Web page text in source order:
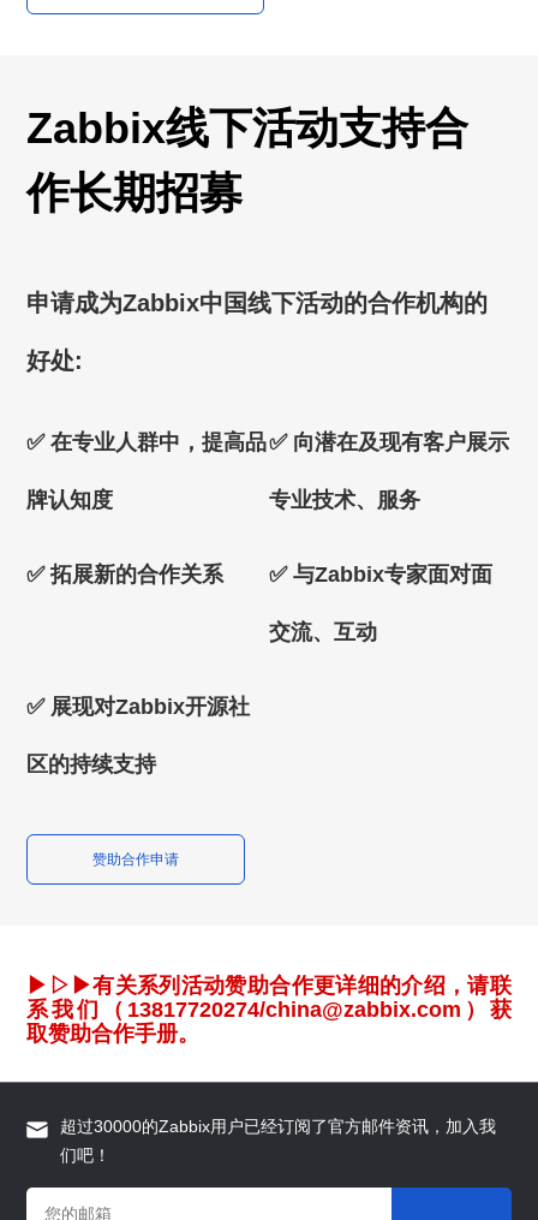
Zabbix线下活动支持合
作长期招募
申请成为Zabbix中国线下活动的合作机构的
好处:
✅ 在专业人群中，提高品
牌认知度
✅ 向潜在及现有客户展示
专业技术、服务
✅ 拓展新的合作关系 ✅ 与Zabbix专家面对面
交流、互动
✅ 展现对Zabbix开源社
区的持续支持
赞助合作申请
▶▷▶有关系列活动赞助合作更详细的介绍，请联
系我们（13817720274/china@zabbix.com）获
取赞助合作手册。
超过30000的Zabbix用户已经订阅了官方邮件资讯，加入我
们吧！